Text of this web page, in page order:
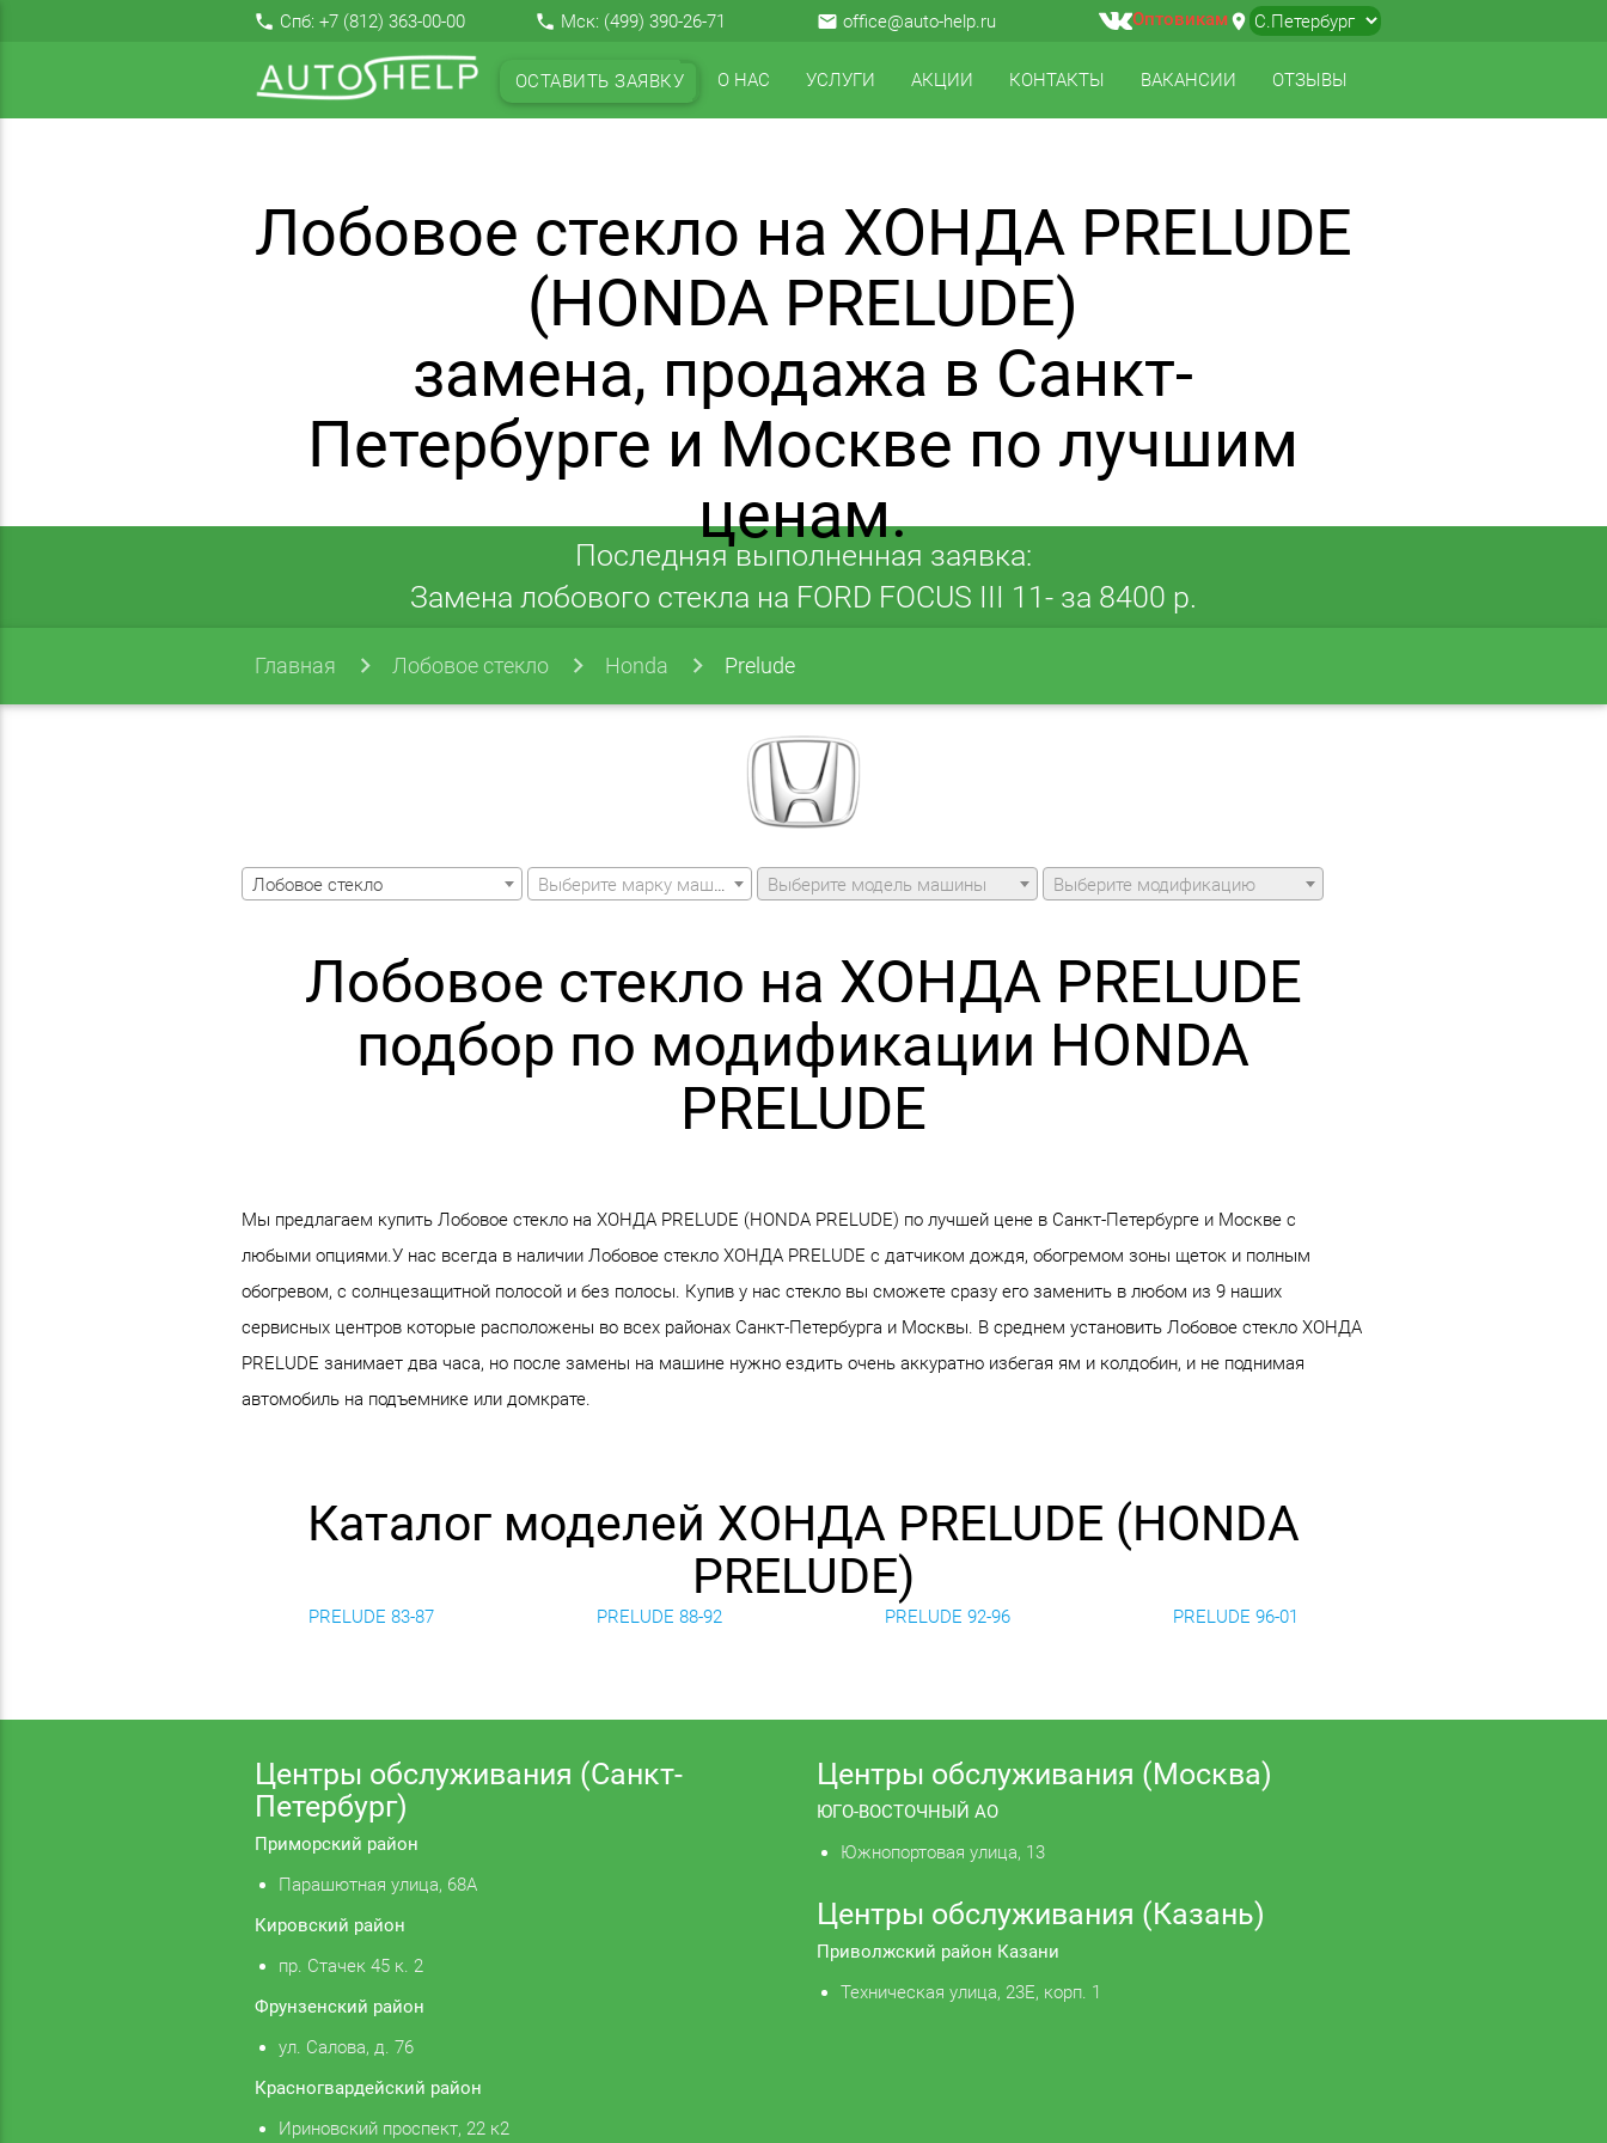
local_phone Спб: +7 (812) 363-00-00 local_phone Мск: (499) 390-26-71 email office@auto-help.ru Оптовикамlocation_on ▼
ОСТАВИТЬ ЗАЯВКУ О НАС УСЛУГИ АКЦИИ КОНТАКТЫ ВАКАНСИИ ОТЗЫВЫ
Лобовое стекло на ХОНДА PRELUDE
(HONDA PRELUDE)
замена, продажа в Санкт-
Петербурге и Москве по лучшим
ценам.
Последняя выполненная заявка:
Замена лобового стекла на FORD FOCUS III 11- за 8400 р.
Главная Лобовое стекло Honda Prelude
Лобовое стекло Выберите марку машины Выберите модель машины Выберите модификацию
Лобовое стекло на ХОНДА PRELUDE
подбор по модификации HONDA
PRELUDE
Мы предлагаем купить Лобовое стекло на ХОНДА PRELUDE (HONDA PRELUDE) по лучшей цене в Санкт-Петербурге и Москве с
любыми опциями.У нас всегда в наличии Лобовое стекло ХОНДА PRELUDE с датчиком дождя, обогремом зоны щеток и полным
обогревом, с солнцезащитной полосой и без полосы. Купив у нас стекло вы сможете сразу его заменить в любом из 9 наших
сервисных центров которые расположены во всех районах Санкт-Петербурга и Москвы. В среднем установить Лобовое стекло ХОНДА
PRELUDE занимает два часа, но после замены на машине нужно ездить очень аккуратно избегая ям и колдобин, и не поднимая
автомобиль на подъемнике или домкрате.
Каталог моделей ХОНДА PRELUDE (HONDA
PRELUDE)
PRELUDE 83-87 PRELUDE 88-92 PRELUDE 92-96 PRELUDE 96-01
Центры обслуживания (Санкт-
Петербург)
Приморский район
Парашютная улица, 68А
Кировский район
пр. Стачек 45 к. 2
Фрунзенский район
ул. Салова, д. 76
Красногвардейский район
Ириновский проспект, 22 к2
Центры обслуживания (Москва)
ЮГО-ВОСТОЧНЫЙ АО
Южнопортовая улица, 13
Центры обслуживания (Казань)
Приволжский район Казани
Техническая улица, 23Е, корп. 1